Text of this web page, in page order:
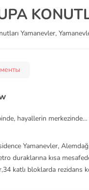
Yamanevler,
hayallerin merkezinde…
Yamanevler,
duraklarına kısa
katlı bloklarda rezidans